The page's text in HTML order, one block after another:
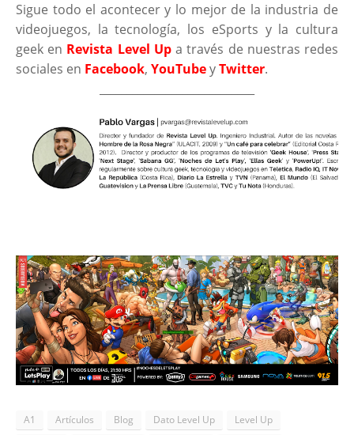
Sigue todo el acontecer y lo mejor de la industria de
videojuegos, la tecnología, los eSports y la cultura
geek en Revista Level Upa través de nuestras redes
sociales en Facebook, YouTubeyTwitter.
A1 Artículos Blog Dato Level Up
Level Up